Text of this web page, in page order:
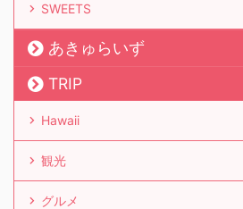
SWEETS
あきゅらいず
TRIP
Hawaii
観光
グルメ